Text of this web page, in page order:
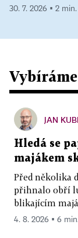
30. 7. 2026 ▪ 2
JAN
Hledá se
majákem
Před několika
přihnalo obří
blikajícím
4. 8. 2026 ▪ 6